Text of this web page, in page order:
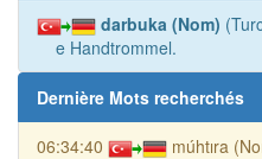
darbuka (Nom)
e Handtrommel.
Dernière Mots recherchés
06:34:40 múhtıra